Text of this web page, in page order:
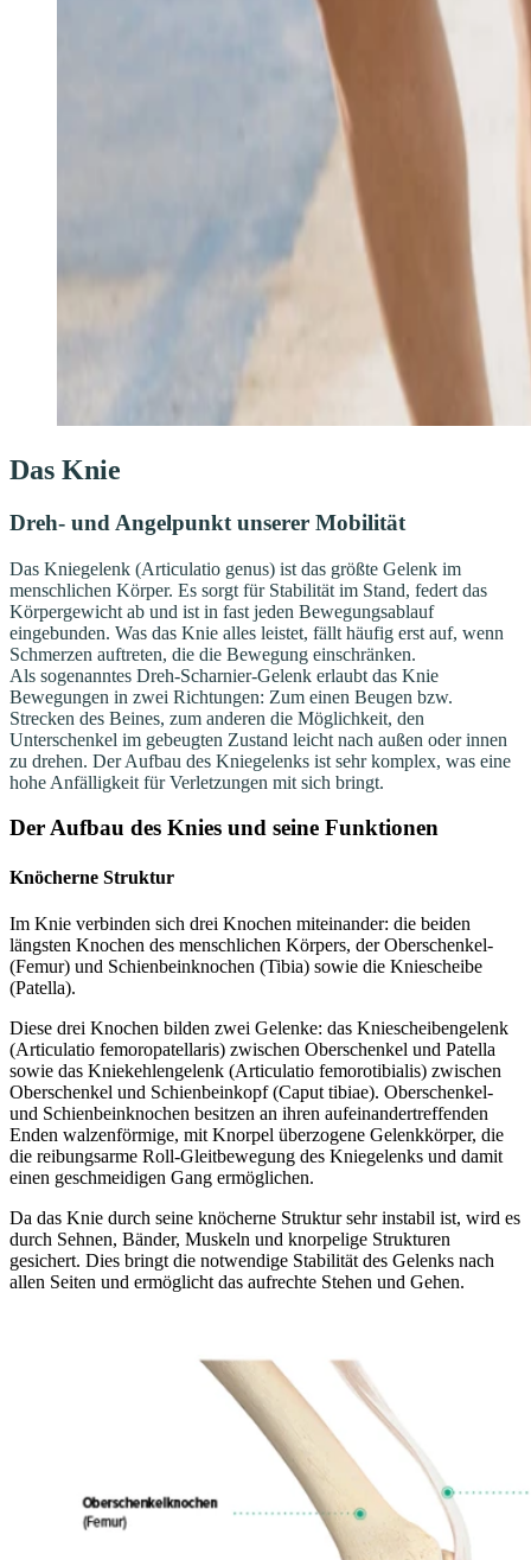
Das Knie
Dreh- und Angelpunkt unserer Mobilität
Das Kniegelenk (Articulatio genus) ist das größte Gelenk im
menschlichen Körper. Es sorgt für Stabilität im Stand, federt das
Körpergewicht ab und ist in fast jeden Bewegungsablauf
eingebunden. Was das Knie alles leistet, fällt häufig erst auf, wenn
Schmerzen auftreten, die die Bewegung einschränken.
Als sogenanntes Dreh-Scharnier-Gelenk erlaubt das Knie
Bewegungen in zwei Richtungen: Zum einen Beugen bzw.
Strecken des Beines, zum anderen die Möglichkeit, den
Unterschenkel im gebeugten Zustand leicht nach außen oder innen
zu drehen. Der Aufbau des Kniegelenks ist sehr komplex, was eine
hohe Anfälligkeit für Verletzungen mit sich bringt.
Der Aufbau des Knies und seine Funktionen
Knöcherne Struktur
Im Knie verbinden sich drei Knochen miteinander: die beiden
längsten Knochen des menschlichen Körpers, der Oberschenkel-
(Femur) und Schienbeinknochen (Tibia) sowie die Kniescheibe
(Patella).
Diese drei Knochen bilden zwei Gelenke: das Kniescheibengelenk
(Articulatio femoropatellaris) zwischen Oberschenkel und Patella
sowie das Kniekehlengelenk (Articulatio femorotibialis) zwischen
Oberschenkel und Schienbeinkopf (Caput tibiae). Oberschenkel-
und Schienbeinknochen besitzen an ihren aufeinandertreffenden
Enden walzenförmige, mit Knorpel überzogene Gelenkkörper, die
die reibungsarme Roll-Gleitbewegung des Kniegelenks und damit
einen geschmeidigen Gang ermöglichen.
Da das Knie durch seine knöcherne Struktur sehr instabil ist, wird es
durch Sehnen, Bänder, Muskeln und knorpelige Strukturen
gesichert. Dies bringt die notwendige Stabilität des Gelenks nach
allen Seiten und ermöglicht das aufrechte Stehen und Gehen.